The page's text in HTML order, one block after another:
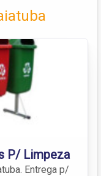
P/ Limpeza
Entrega p/